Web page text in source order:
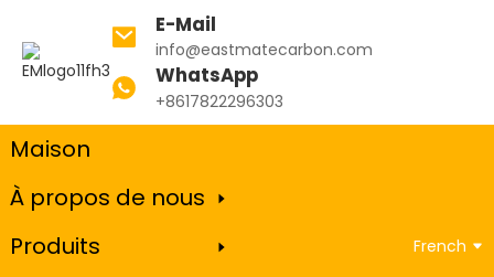
E-Mail
info@eastmatecarbon.com
WhatsApp
+8617822296303
Maison
À propos de nous
Produits
French